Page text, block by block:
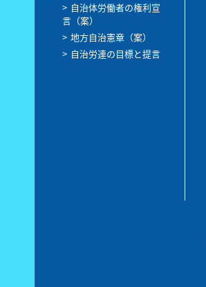
自治体労働者の権利宣
言（案）
地方自治憲章（案）
自治労連の目標と提言